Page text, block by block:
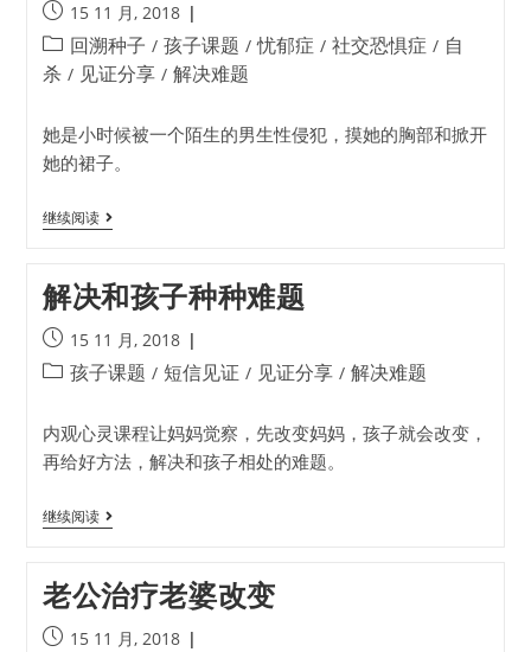
15 11 月, 2018
回溯种子 / 孩子课题 / 忧郁症 / 社交恐惧症 / 自
杀 / 见证分享 / 解决难题
她是小时候被一个陌生的男生性侵犯，摸她的胸部和掀开
她的裙子。
继续阅读
解决和孩子种种难题
15 11 月, 2018
孩子课题 / 短信见证 / 见证分享 / 解决难题
内观心灵课程让妈妈觉察，先改变妈妈，孩子就会改变，
再给好方法，解决和孩子相处的难题。
继续阅读
老公治疗老婆改变
15 11 月, 2018